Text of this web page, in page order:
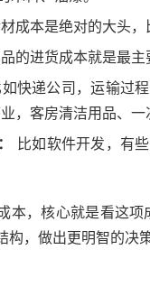
成本是绝对的大头，
的进货成本就是最主
如快递公司，运输过
，客房清洁用品、一
比如软件开发，有
本，核心就是看这
，做出更明智的决策